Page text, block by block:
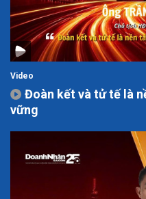
Video
Đoàn kết và tử tế là
vững